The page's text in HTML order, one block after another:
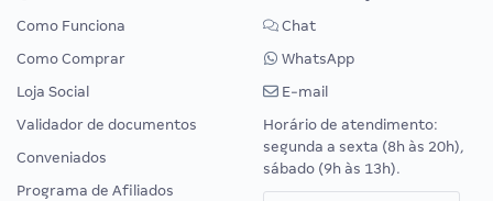
Como Funciona
Como Comprar
Loja Social
Validador de documentos
Conveniados
Programa de Afiliados
Chat
WhatsApp
E-mail
Horário de atendimento:
segunda a sexta (8h às 20h),
sábado (9h às 13h).